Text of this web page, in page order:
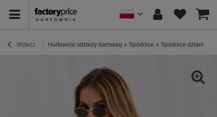
Wstecz Hurtownia odzieży damskiej Spódnice Spódnice